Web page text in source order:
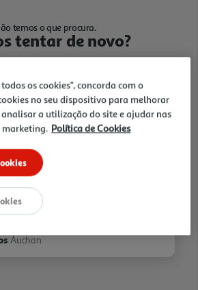
temos o que procura.
tentar de novo?
Folhetos
Auchan
os cookies", concorda com o
no seu dispositivo para melhorar
a utilização do site e ajudar nas
marketing. Política de Cookies